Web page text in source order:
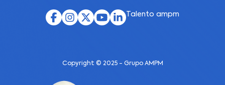
Talento ampm
Copyright © 2025 - Grupo AMPM